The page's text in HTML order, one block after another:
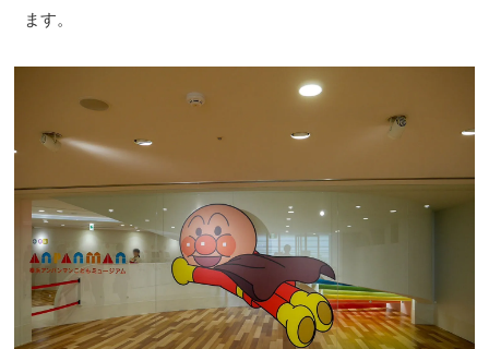
ます。